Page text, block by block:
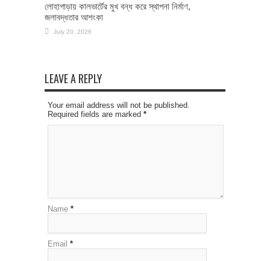
লোহাগাড়ায় কালভার্টের মুখ বন্ধ করে স্থাপনা নির্মাণ,
জলাবদ্ধতার আশংকা
July 20, 2026
LEAVE A REPLY
Your email address will not be published.
Required fields are marked *
Name *
Email *